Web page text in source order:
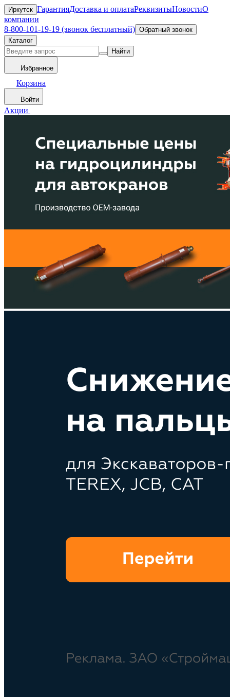
Иркутск ГарантияДоставка и оплатаРеквизитыНовостиО
компании
8-800-101-19-19 (звонок бесплатный) Обратный звонок
Каталог
Найти
Избранное
Корзина
Войти
Акции